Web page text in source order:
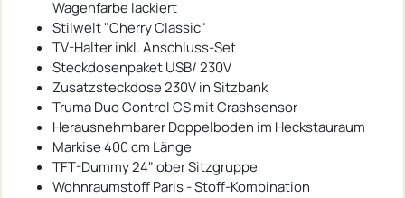
Wagenfarbe lackiert
Stilwelt "Cherry Classic"
TV-Halter inkl. Anschluss-Set
Steckdosenpaket USB/ 230V
Zusatzsteckdose 230V in Sitzbank
Truma Duo Control CS mit Crashsensor
Herausnehmbarer Doppelboden im Heckstauraum
Markise 400 cm Länge
TFT-Dummy 24" ober Sitzgruppe
Wohnraumstoff Paris - Stoff-Kombination